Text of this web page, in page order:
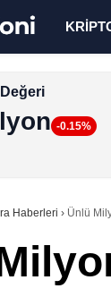
-0.15%
Haberleri › Ünlü